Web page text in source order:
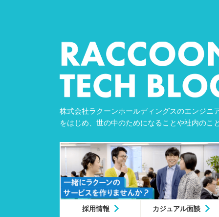
株式会社ラクーンホールディングスのエンジニ
をはじめ、世の中のためになることや社内のこ
採用情報 カジュアル面談